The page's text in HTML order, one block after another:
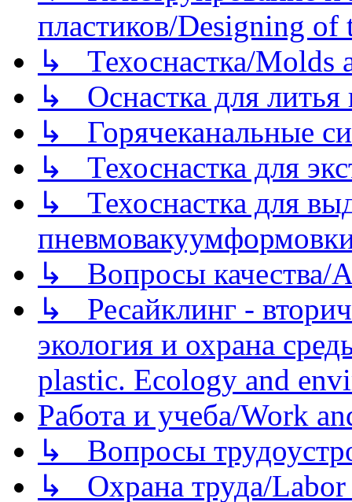
пластиков/Designing of
↳ Техоснастка/Molds
↳ Оснастка для литья
↳ Горячеканальные
↳ Техоснастка для
↳ Техоснастка для
↳ Вопросы качества/
↳ Ресайклинг -
экология и охрана
plastic. Ecology and
Работа и учеба/Work
↳ Вопросы
↳ Охрана труда/Labor